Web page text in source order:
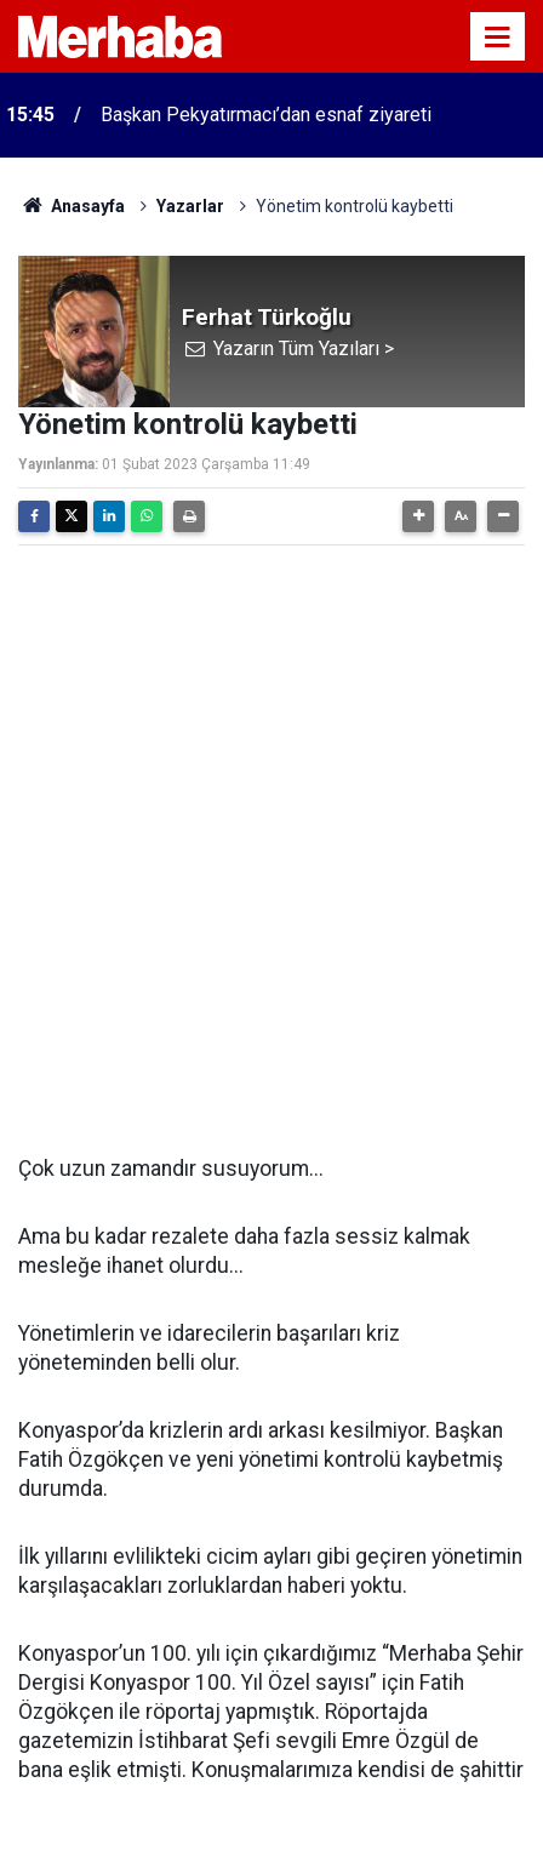
15:45 Başkan Pekyatırmacı’dan esnaf ziyareti
Anasayfa Yazarlar Yönetim kontrolü kaybetti
Ferhat Türkoğlu
Yazarın Tüm Yazıları >
Yönetim kontrolü kaybetti
Yayınlanma: 01 Şubat 2023 Çarşamba 11:49
Çok uzun zamandır susuyorum...
Ama bu kadar rezalete daha fazla sessiz kalmak
mesleğe ihanet olurdu...
Yönetimlerin ve idarecilerin başarıları kriz
yöneteminden belli olur.
Konyaspor’da krizlerin ardı arkası kesilmiyor. Başkan
Fatih Özgökçen ve yeni yönetimi kontrolü kaybetmiş
durumda.
İlk yıllarını evlilikteki cicim ayları gibi geçiren yönetimin
karşılaşacakları zorluklardan haberi yoktu.
Konyaspor’un 100. yılı için çıkardığımız “Merhaba Şehir
Dergisi Konyaspor 100. Yıl Özel sayısı” için Fatih
Özgökçen ile röportaj yapmıştık. Röportajda
gazetemizin İstihbarat Şefi sevgili Emre Özgül de
bana eşlik etmişti. Konuşmalarımıza kendisi de şahittir